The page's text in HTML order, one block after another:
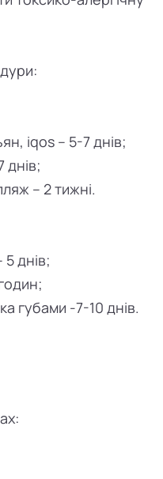
iqos – 5-7 днів;
днів;
– 2 тижні.
днів;
губами -7-10 днів.